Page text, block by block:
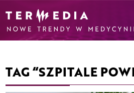
TAG “SZPITALE